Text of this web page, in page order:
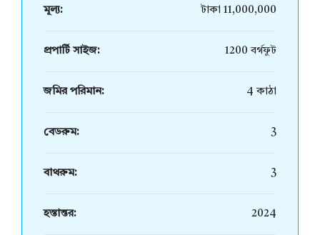
মূল্য: টাকা 11,000,000
প্রপার্টি সাইজ: 1200 বর্গফুট
জমির পরিমান: 4 কাঠা
বেডরুম: 3
বাথরুম: 3
হস্তান্তর: 2024